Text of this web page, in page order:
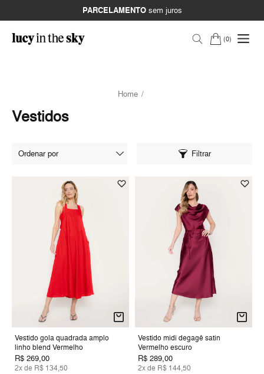
PARCELAMENTOsem juros
0
Home
Vestidos
Filtrar
Vestido gola quadrada amplo
linho blend Vermelho
R$ 269,00
2x de R$ 134,50
Vestido midi degagê satin
Vermelho escuro
R$ 289,00
2x de R$ 144,50